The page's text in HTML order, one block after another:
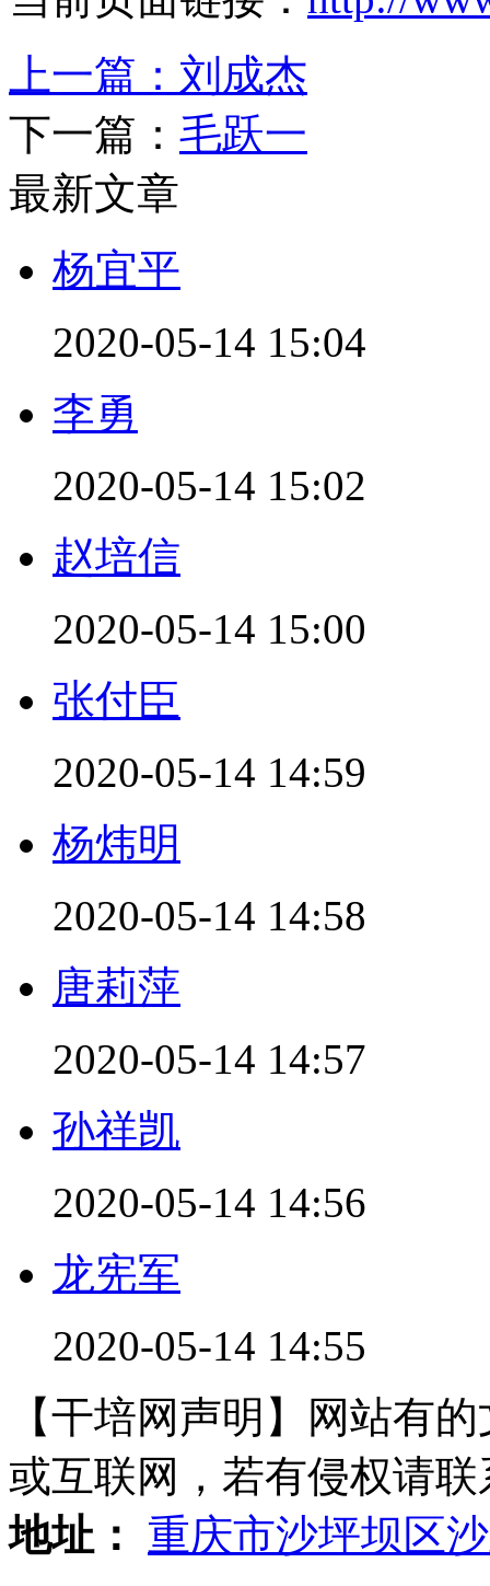
上一篇： 刘成杰
下一篇： 毛跃一
最新文章
杨宜平
2020-05-14 15:04
李勇
2020-05-14 15:02
赵培信
2020-05-14 15:00
张付臣
2020-05-14 14:59
杨炜明
2020-05-14 14:58
唐莉萍
2020-05-14 14:57
孙祥凯
2020-05-14 14:56
龙宪军
2020-05-14 14:55
【干培网声明】网站有
或互联网，若有侵权请联
地址：
重庆市沙坪坝区